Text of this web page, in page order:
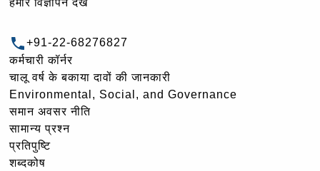
हमारे विज्ञापन देखें
+91-22-68276827
कर्मचारी कॉर्नर
चालू वर्ष के बकाया दावों की जानकारी
Environmental, Social, and Governance
समान अवसर नीति
सामान्य प्रश्न
प्रतिपुष्टि
शब्दकोष